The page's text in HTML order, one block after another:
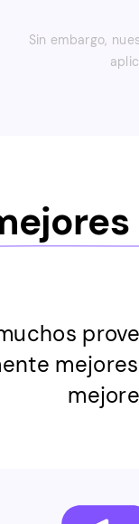
Sin embargo,